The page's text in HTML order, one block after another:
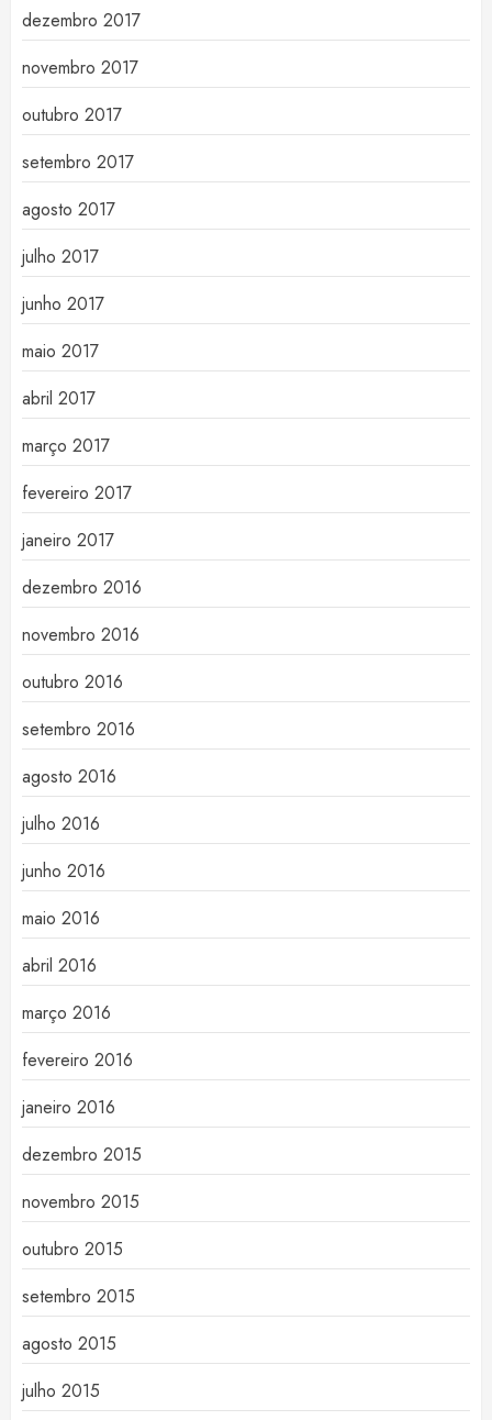
dezembro 2017
novembro 2017
outubro 2017
setembro 2017
agosto 2017
julho 2017
junho 2017
maio 2017
abril 2017
março 2017
fevereiro 2017
janeiro 2017
dezembro 2016
novembro 2016
outubro 2016
setembro 2016
agosto 2016
julho 2016
junho 2016
maio 2016
abril 2016
março 2016
fevereiro 2016
janeiro 2016
dezembro 2015
novembro 2015
outubro 2015
setembro 2015
agosto 2015
julho 2015